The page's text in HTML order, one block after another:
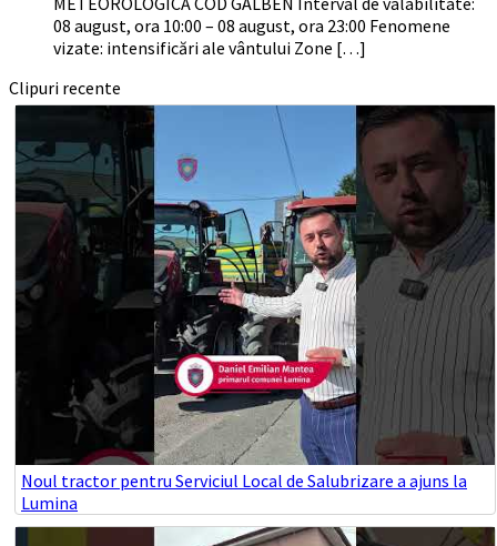
08 august, ora 10:00 – 08 august, ora 23:00 Fenomene
vizate: intensificări ale vântului Zone […]
Clipuri recente
Noul tractor pentru Serviciul Local de Salubrizare a ajuns la
Lumina